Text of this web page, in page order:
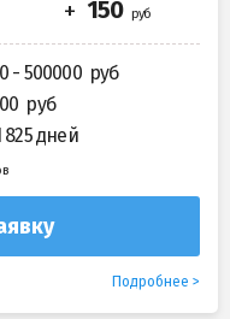
- 500000
825 дней
Подробнее